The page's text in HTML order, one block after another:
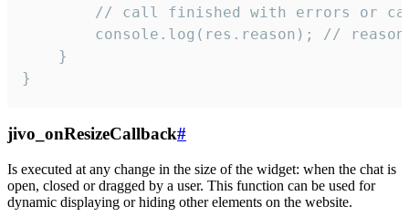
// call finished with errors or
console.log(res.reason); //
    }
}
jivo_onResizeCallback#
Is executed at any change in the size of the widget: when the chat is
open, closed or dragged by a user. This function can be used for
dynamic displaying or hiding other elements on the website.